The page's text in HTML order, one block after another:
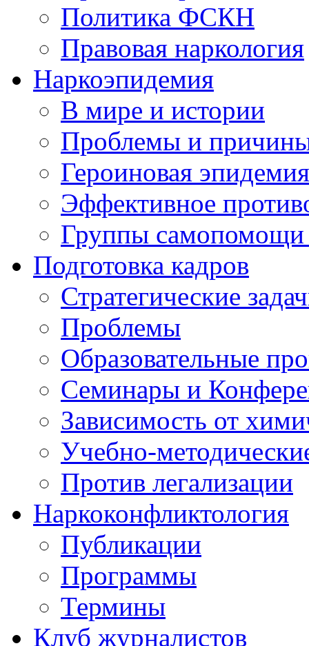
Политика ФСКН
Правовая наркология
Наркоэпидемия
В мире и истории
Проблемы и
Героиновая эпидемия
Эффективное
Группы самопомощи
Подготовка кадров
Стратегические
Проблемы
Образовательные
Семинары и
Зависимость от
Учебно-
Против легализации
Наркоконфликтология
Публикации
Программы
Термины
Клуб журналистов